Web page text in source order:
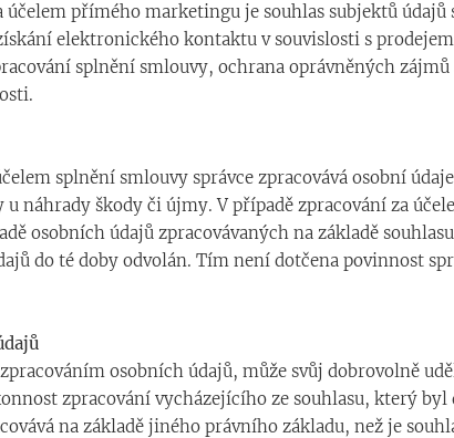
přímého marketingu je souhlas subjektů
elektronického kontaktu v souvislosti s
splnění smlouvy, ochrana oprávněných
splnění smlouvy správce zpracovává osobní
náhrady škody či újmy. V případě zpracování za
osobních údajů zpracovávaných na základě
do té doby odvolán. Tím není dotčena povinnost
osobních údajů, může svůj dobrovolně
zpracování vycházejícího ze souhlasu, který
na základě jiného právního základu, než je